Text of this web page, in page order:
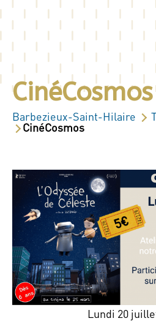
CinéCosmos
Barbezieux-Saint-Hilaire
CinéCosmos
Lundi 20